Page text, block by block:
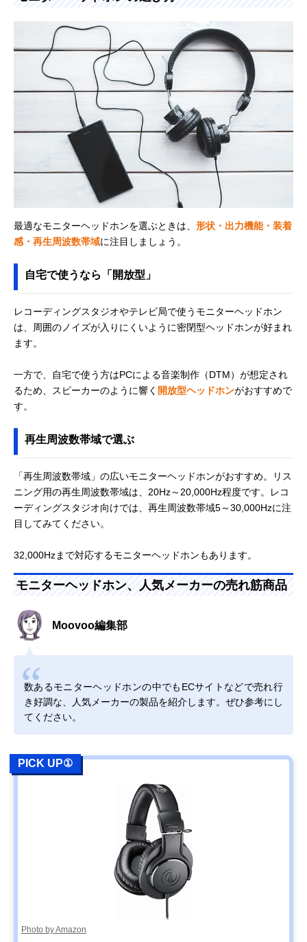
最適なモニターヘッドホンを選ぶときは、 形状・出力機能・装着
感・再生周波数帯域に注目しましょう。
自宅で使うなら「開放型」
レコーディングスタジオやテレビ局で使うモニターヘッドホン
は、周囲のノイズが入りにくいように密閉型ヘッドホンが好まれ
ます。
一方で、自宅で使う方はPCによる音楽制作（DTM）が想定され
るため、スピーカーのように響く 開放型ヘッドホンがおすすめで
す。
再生周波数帯域で選ぶ
「再生周波数帯域」の広いモニターヘッドホンがおすすめ。リス
ニング用の再生周波数帯域は、20Hz～20,000Hz程度です。レコ
ーディングスタジオ向けでは、再生周波数帯域5～30,000Hzに注
目してみてください。
32,000Hzまで対応するモニターヘッドホンもあります。
モニターヘッドホン、人気メーカーの売れ筋商品
Moovoo編集部
数あるモニターヘッドホンの中でもECサイトなどで売れ行
き好調な、人気メーカーの製品を紹介します。ぜひ参考にし
てください。
PICK UP①
Photo by Amazon